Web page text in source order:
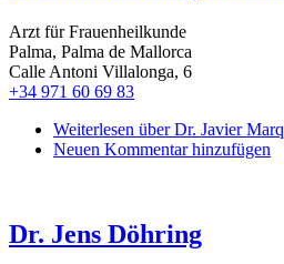
Arzt für Frauenheilkunde
Palma, Palma de Mallorca
Calle Antoni Villalonga, 6
+34 971 60 69 83
Weiterlesen über Dr. Javier
Neuen Kommentar hinzufügen
Dr. Jens Döhring